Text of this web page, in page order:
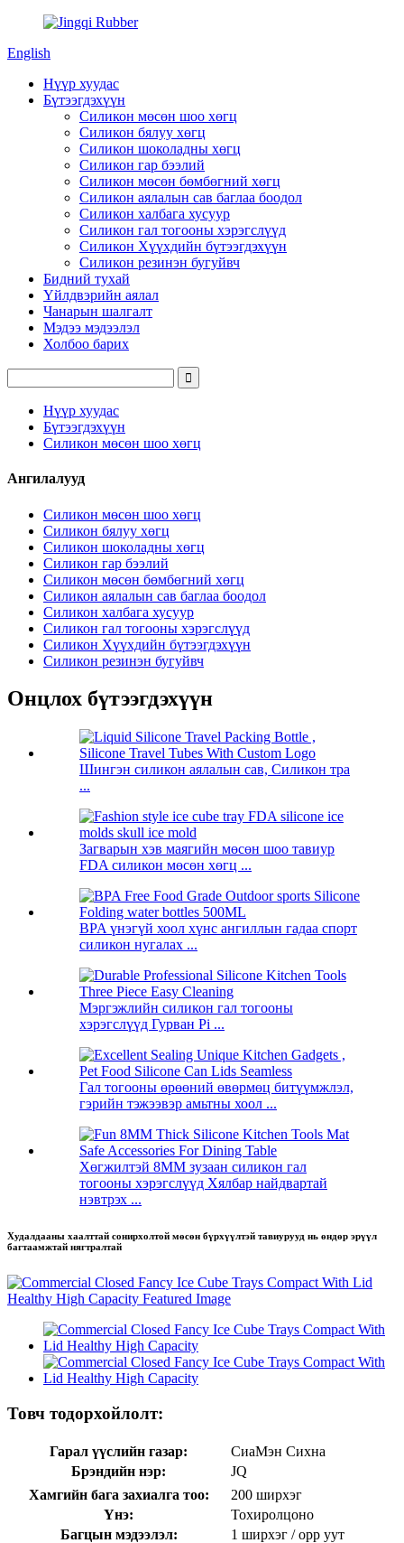
English
Нүүр хуудас
Бүтээгдэхүүн
Силикон мөсөн шоо хөгц
Силикон бялуу хөгц
Силикон шоколадны хөгц
Силикон гар бээлий
Силикон мөсөн бөмбөгний хөгц
Силикон аялалын сав баглаа боодол
Силикон халбага хусуур
Силикон гал тогооны хэрэгслүүд
Силикон Хүүхдийн бүтээгдэхүүн
Силикон резинэн бугуйвч
Бидний тухай
Үйлдвэрийн аялал
Чанарын шалгалт
Мэдээ мэдээлэл
Холбоо барих
Нүүр хуудас
Бүтээгдэхүүн
Силикон мөсөн шоо хөгц
Ангилалууд
Силикон мөсөн шоо хөгц
Силикон бялуу хөгц
Силикон шоколадны хөгц
Силикон гар бээлий
Силикон мөсөн бөмбөгний хөгц
Силикон аялалын сав баглаа боодол
Силикон халбага хусуур
Силикон гал тогооны хэрэгслүүд
Силикон Хүүхдийн бүтээгдэхүүн
Силикон резинэн бугуйвч
Онцлох бүтээгдэхүүн
Шингэн силикон аялалын сав, Силикон тра
...
Загварын хэв маягийн мөсөн шоо тавиур
FDA силикон мөсөн хөгц ...
BPA үнэгүй хоол хүнс ангиллын гадаа спорт
силикон нугалах ...
Мэргэжлийн силикон гал тогооны
хэрэгслүүд Гурван Pi ...
Гал тогооны өрөөний өвөрмөц битүүмжлэл,
гэрийн тэжээвэр амьтны хоол ...
Хөгжилтэй 8MM зузаан силикон гал
тогооны хэрэгслүүд Хялбар найдвартай
нэвтрэх ...
Худалдааны хаалттай сонирхолтой мөсөн бүрхүүлтэй тавиурууд нь өндөр эрүүл
багтаамжтай нягтралтай
Товч тодорхойлолт:
Гарал үүслийн газар:
СиаМэн Сихна
Брэндийн нэр:
JQ
Хамгийн бага захиалга тоо:
200 ширхэг
Үнэ:
Тохиролцоно
Багцын мэдээлэл:
1 ширхэг / opp уут